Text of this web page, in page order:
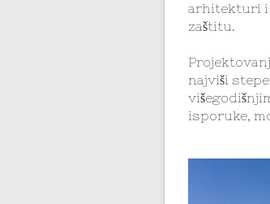
arhitekturi i
zaštitu.
najviši
isporuke,